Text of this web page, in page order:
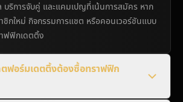
บริการจับคู่ และแคมเปญที่เน้นการสมัคร หาก
ชิกใหม่ กิจกรรมการแชต หรือคอนเวอร์ชันแบบ
าฟฟิกเดตติ้ง
ฟอร์มเดตติ้งต้องซื้อทราฟฟิก